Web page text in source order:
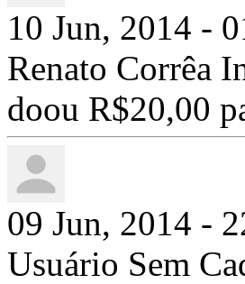
10 Jun, 2014 -
Renato Corrêa
doou R$20,00
09 Jun, 2014 -
Usuário Sem